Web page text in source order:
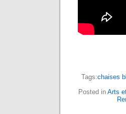
Tags:chaises
Posted in Arts